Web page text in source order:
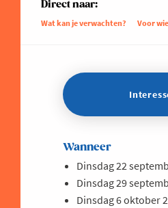
Direct naar:
Wat kan je verwachten? Voor
Wanneer
Dinsdag 22
Dinsdag 29
Dinsdag 6 oktober